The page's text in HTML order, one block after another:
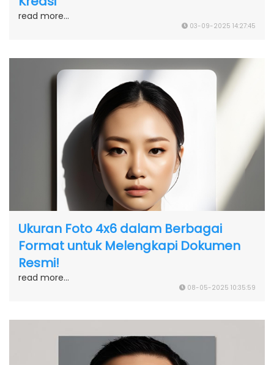
read more...
03-09-2025 14:27:45
Ukuran Foto 4x6 dalam Berbagai
Format untuk Melengkapi Dokumen
Resmi!
read more...
08-05-2025 10:35:59